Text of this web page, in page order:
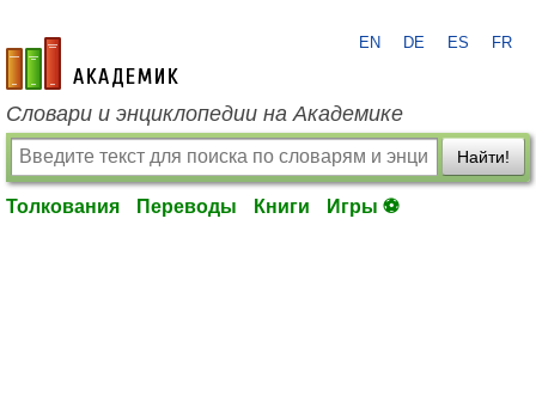
academic.ru
EN DE ES FR
Словари и энциклопедии на Академике
Найти!
Толкования Переводы Книги Игры ⚽